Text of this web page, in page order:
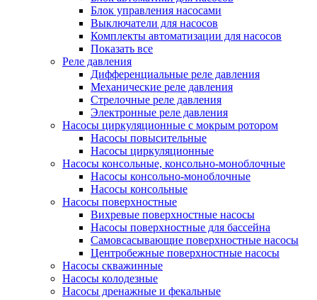
Блок управления насосами
Выключатели для насосов
Комплекты автоматизации для насосов
Показать все
Реле давления
Дифференциальные реле давления
Механические реле давления
Стрелочные реле давления
Электронные реле давления
Насосы циркуляционные с мокрым ротором
Насосы повысительные
Насосы циркуляционные
Насосы консольные, консольно-моноблочные
Насосы консольно-моноблочные
Насосы консольные
Насосы поверхностные
Вихревые поверхностные насосы
Насосы поверхностные для бассейна
Самовсасывающие поверхностные насосы
Центробежные поверхностные насосы
Насосы скважинные
Насосы колодезные
Насосы дренажные и фекальные